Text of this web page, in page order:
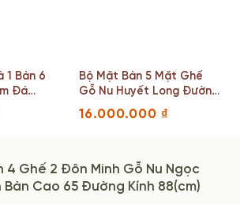
1 Bàn 6
Đá
Bộ Mặt Bàn 5 Mặt Ghế
Gỗ Nu Huyết Long Đường
Kính 82 (cm)
16.000.000 ₫
4 Ghế 2 Đôn Minh Gỗ Nu Ngọc
Bàn Cao 65 Đường Kính 88(cm)